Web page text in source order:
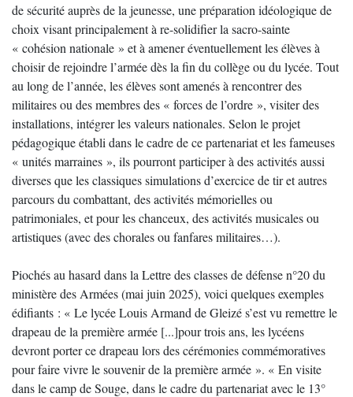
de sécurité auprès de la jeunesse, une préparation idéologique de
choix visant principalement à re-solidifier la sacro-sainte
« cohésion nationale » et à amener éventuellement les élèves à
choisir de rejoindre l’armée dès la fin du collège ou du lycée. Tout
au long de l’année, les élèves sont amenés à rencontrer des
militaires ou des membres des « forces de l’ordre », visiter des
installations, intégrer les valeurs nationales. Selon le projet
pédagogique établi dans le cadre de ce partenariat et les fameuses
« unités marraines », ils pourront participer à des activités aussi
diverses que les classiques simulations d’exercice de tir et autres
parcours du combattant, des activités mémorielles ou
patrimoniales, et pour les chanceux, des activités musicales ou
artistiques (avec des chorales ou fanfares militaires…).
Piochés au hasard dans la Lettre des classes de défense n°20 du
ministère des Armées (mai juin 2025), voici quelques exemples
édifiants : « Le lycée Louis Armand de Gleizé s’est vu remettre le
drapeau de la première armée [...]pour trois ans, les lycéens
devront porter ce drapeau lors des cérémonies commémoratives
pour faire vivre le souvenir de la première armée ». « En visite
dans le camp de Souge, dans le cadre du partenariat avec le 13°